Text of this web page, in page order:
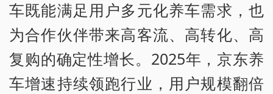
车既能满足用户多元化养车需求，也
为合作伙伴带来高客流、高转化、高
复购的确定性增长。2025年，京东养
车增速持续领跑行业，用户规模翻倍